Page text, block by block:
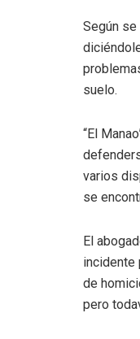
Según
suelo.
“El
varios
se
El
incidente
de
pero